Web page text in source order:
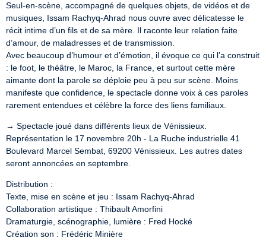
Seul-en-scène, accompagné de quelques objets, de vidéos et de
musiques, Issam Rachyq-Ahrad nous ouvre avec délicatesse le
récit intime d’un fils et de sa mère. Il raconte leur relation faite
d’amour, de maladresses et de transmission.
Avec beaucoup d’humour et d’émotion, il évoque ce qui l’a construit
: le foot, le théâtre, le Maroc, la France, et surtout cette mère
aimante dont la parole se déploie peu à peu sur scène. Moins
manifeste que confidence, le spectacle donne voix à ces paroles
rarement entendues et célèbre la force des liens familiaux.
→ Spectacle joué dans différents lieux de Vénissieux.
Représentation le 17 novembre 20h - La Ruche industrielle 41
Boulevard Marcel Sembat, 69200 Vénissieux. Les autres dates
seront annoncées en septembre.
Distribution :
Texte, mise en scène et jeu : Issam Rachyq-Ahrad
Collaboration artistique : Thibault Amorfini
Dramaturgie, scénographie, lumière : Fred Hocké
Création son : Frédéric Minière